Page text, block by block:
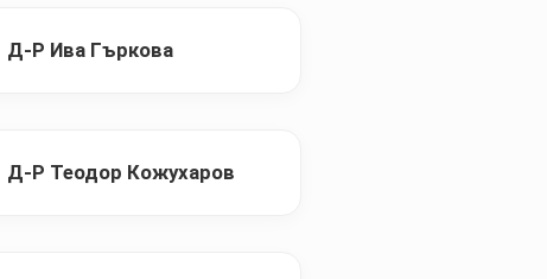
Д-Р Ива Гъркова
Д-Р Теодор Кожухаров